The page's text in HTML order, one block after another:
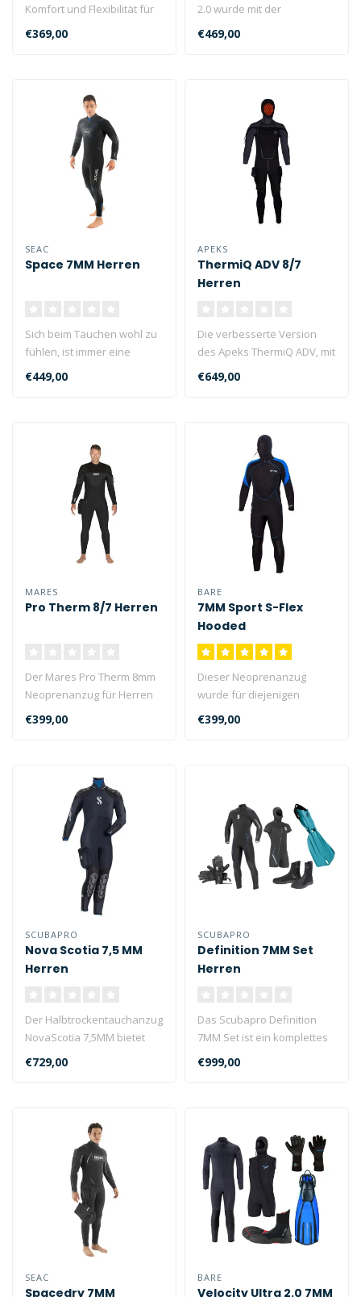
Komfort und Flexibilität für
herausragende Multis..
€369,00
2.0 wurde mit der
Ultrawarmth OMNIRED®
Infrarot-Tec..
€469,00
SEAC
Space 7MM Herren
Sich beim Tauchen wohl zu
fühlen, ist immer eine
Angelegenheit, bei der viele
€449,00
APEKS
ThermiQ ADV 8/7
Herren
Die verbesserte Version
des Apeks ThermiQ ADV, mit
neuem, warmem Thermo-
Innenfut..
€649,00
MARES
Pro Therm 8/7 Herren
Der Mares Pro Therm 8mm
Neoprenanzug für Herren
vereint thermischen
Komfort, Wi..
€399,00
BARE
7MM Sport S-Flex
Hooded
Dieser Neoprenanzug
wurde für diejenigen
entwickelt, die alle Arten
von Wassers..
€399,00
SCUBAPRO
Nova Scotia 7,5 MM
Herren
Der Halbtrockentauchanzug
NovaScotia 7,5MM bietet
besseren Wärmeschutz als
€729,00
SCUBAPRO
Definition 7MM Set
Herren
Das Scubapro Definition
7MM Set ist ein komplettes
Set für Herren. Dieses
Neopr..
€999,00
SEAC
Spacedry 7MM
BARE
Velocity Ultra 2.0 7MM